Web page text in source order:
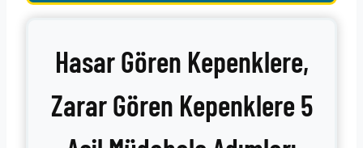
Hasar Gören Kepenklere,
Zarar Gören Kepenklere 5